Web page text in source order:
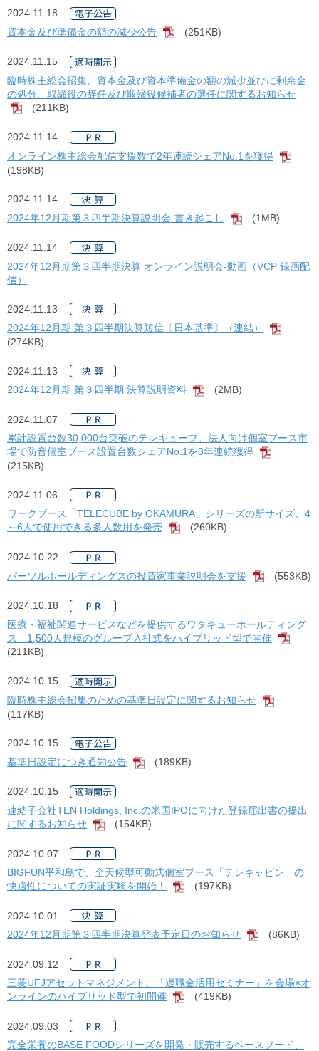
2024.11.18
資本金及び準備金の額の減少公告
[PDF]
(251KB)
2024.11.15
臨時株主総会招集、資本金及び資本準備金の額の減少並びに剰余金
の処分、取締役の辞任及び取締役候補者の選任に関するお知らせ
[PDF]
(211KB)
2024.11.14
オンライン株主総会配信支援数で2年連続シェアNo.1を獲得
(198KB)
2024.11.14
2024年12月期第３四半期決算説明会-書き起こし
[PDF]
(1MB)
2024.11.14
2024年12月期第３四半期決算 オンライン説明会-動画（VCP 録画配
信）
2024.11.13
2024年12月期 第３四半期決算短信〔日本基準〕（連結）
(274KB)
2024.11.13
2024年12月期 第３四半期 決算説明資料
[PDF]
(2MB)
2024.11.07
累計設置台数30,000台突破のテレキューブ、法人向け個室ブース市
場で防音個室ブース設置台数シェアNo.1を3年連続獲得
(215KB)
2024.11.06
ワークブース「TELECUBE by OKAMURA」シリーズの新サイズ、4
～6人で使用できる多人数用を発売
[PDF]
(260KB)
2024.10.22
パーソルホールディングスの投資家事業説明会を支援
[PDF]
(553KB)
2024.10.18
医療・福祉関連サービスなどを提供するワタキューホールディング
ス、1,500人規模のグループ入社式をハイブリッド型で開催
(211KB)
2024.10.15
臨時株主総会招集のための基準日設定に関するお知らせ
(117KB)
2024.10.15
基準日設定につき通知公告
[PDF]
(189KB)
2024.10.15
連結子会社TEN Holdings, Inc.の米国IPOに向けた登録届出書の提出
に関するお知らせ
[PDF]
(154KB)
2024.10.07
BIGFUN平和島で、全天候型可動式個室ブース「テレキャビン」の
快適性についての実証実験を開始！
[PDF]
(197KB)
2024.10.01
2024年12月期第３四半期決算発表予定日のお知らせ
[PDF]
(86KB)
2024.09.12
三菱UFJアセットマネジメント、「退職金活用セミナー」を会場×オ
ンラインのハイブリッド型で初開催
[PDF]
(419KB)
2024.09.03
完全栄養のBASE FOODシリーズを開発・販売するベースフード、